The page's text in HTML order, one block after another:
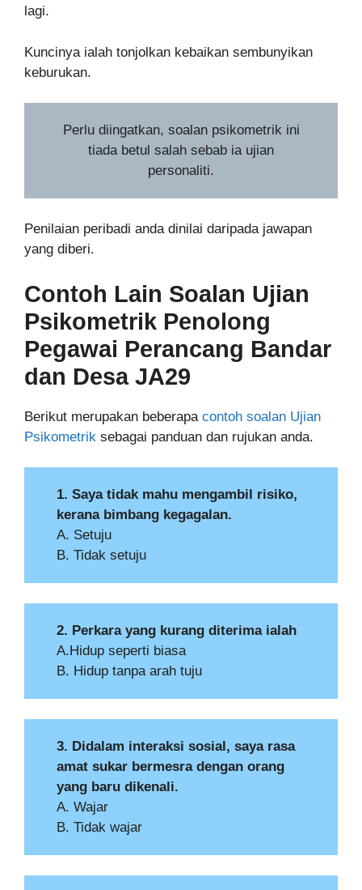
lagi.
Kuncinya ialah tonjolkan kebaikan sembunyikan
keburukan.
Perlu diingatkan, soalan psikometrik ini
tiada betul salah sebab ia ujian
personaliti.
Penilaian peribadi anda dinilai daripada jawapan
yang diberi.
Contoh Lain Soalan Ujian
Psikometrik Penolong
Pegawai Perancang Bandar
dan Desa JA29
Berikut merupakan beberapa contoh soalan Ujian
Psikometrik sebagai panduan dan rujukan anda.
1. Saya tidak mahu mengambil risiko,
kerana bimbang kegagalan.
A. Setuju
B. Tidak setuju
2. Perkara yang kurang diterima ialah
A.Hidup seperti biasa
B. Hidup tanpa arah tuju
3. Didalam interaksi sosial, saya rasa
amat sukar bermesra dengan orang
yang baru dikenali.
A. Wajar
B. Tidak wajar